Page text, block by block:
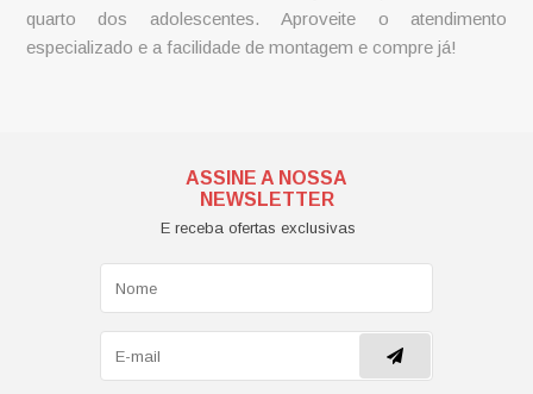
quarto dos adolescentes. Aproveite o atendimento
especializado e a facilidade de montagem e compre já!
ASSINE A NOSSA
NEWSLETTER
E receba ofertas exclusivas